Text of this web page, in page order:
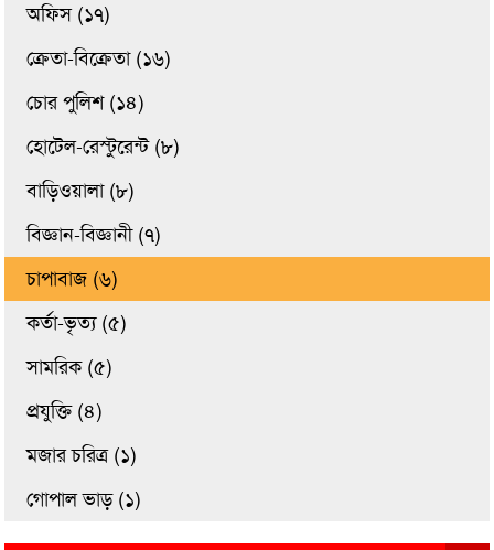
অফিস (১৭)
ক্রেতা-বিক্রেতা (১৬)
চোর পুলিশ (১৪)
হোটেল-রেস্টুরেন্ট (৮)
বাড়িওয়ালা (৮)
বিজ্ঞান-বিজ্ঞানী (৭)
চাপাবাজ (৬)
কর্তা-ভৃত্য (৫)
সামরিক (৫)
প্রযুক্তি (৪)
মজার চরিত্র (১)
গোপাল ভাড় (১)